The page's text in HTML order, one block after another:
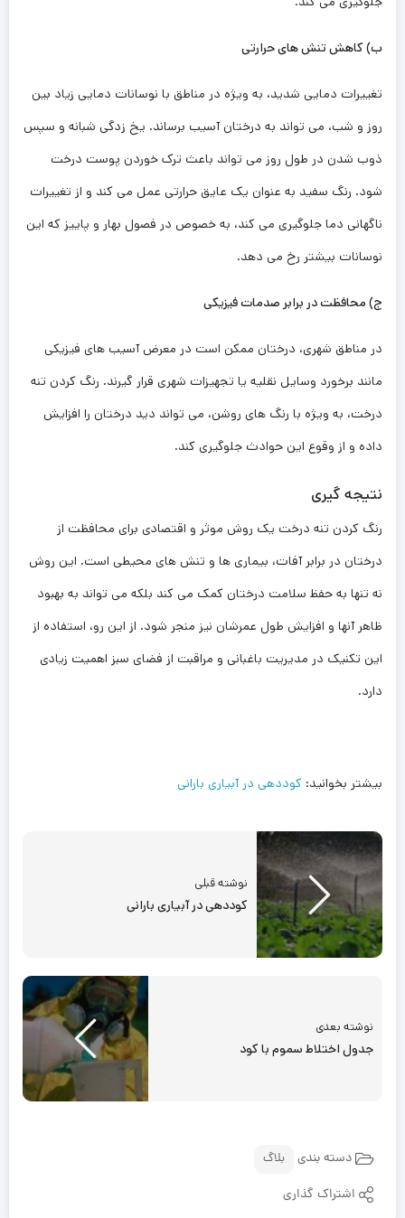
ب) کاهش تنش‌ های حرارتی
تغییرات دمایی شدید، به ویژه در مناطق با نوسانات دمایی زیاد بین
روز و شب، می‌ تواند به درختان آسیب برساند. یخ‌ زدگی شبانه و سپس
ذوب شدن در طول روز می ‌تواند باعث ترک خوردن پوست درخت
شود. رنگ سفید به عنوان یک عایق حرارتی عمل می ‌کند و از تغییرات
ناگهانی دما جلوگیری می‌ کند، به خصوص در فصول بهار و پاییز که این
نوسانات بیشتر رخ می ‌دهد.
ج) محافظت در برابر صدمات فیزیکی
در مناطق شهری، درختان ممکن است در معرض آسیب‌ های فیزیکی
مانند برخورد وسایل نقلیه یا تجهیزات شهری قرار گیرند. رنگ کردن تنه
درخت، به ویژه با رنگ ‌های روشن، می‌ تواند دید درختان را افزایش
داده و از وقوع این حوادث جلوگیری کند.
نتیجه ‌گیری
رنگ کردن تنه درخت یک روش موثر و اقتصادی برای محافظت از
درختان در برابر آفات، بیماری ‌ها و تنش‌ های محیطی است. این روش
نه تنها به حفظ سلامت درختان کمک می ‌کند بلکه می ‌تواند به بهبود
ظاهر آنها و افزایش طول عمرشان نیز منجر شود. از این رو، استفاده از
این تکنیک در مدیریت باغبانی و مراقبت از فضای سبز اهمیت زیادی
دارد.
بیشتر بخوانید: کوددهی در آبیاری بارانی
نوشته قبلی
کوددهی در آبیاری بارانی
نوشته بعدی
جدول اختلاط سموم با کود
دسته بندی بلاگ
اشتراک گذاری